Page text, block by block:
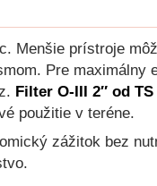
Menšie prístroje
Pre maximálny
Filter O-III 2″ od
použitie v teréne.
zážitok bez